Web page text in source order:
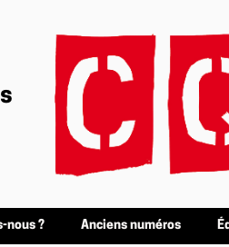
nous ? Anciens numéros